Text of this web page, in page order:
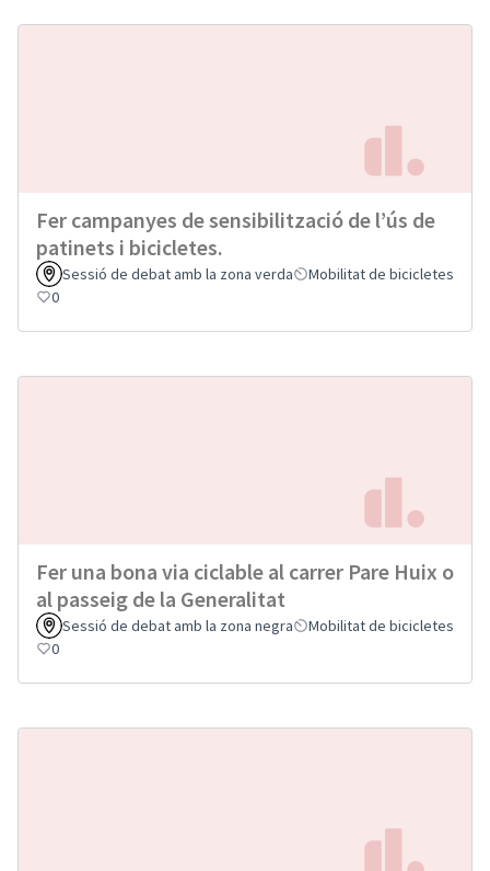
Fer campanyes de sensibilització de l’ús de
patinets i bicicletes.
Sessió de debat amb la zona verda
Mobilitat de bicicletes
0
Fer una bona via ciclable al carrer Pare Huix o
al passeig de la Generalitat
Sessió de debat amb la zona negra
Mobilitat de bicicletes
0